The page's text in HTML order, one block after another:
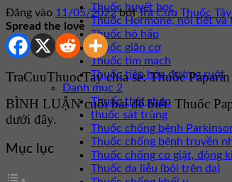
Thuốc huyết học
Thuốc Hormone, nội tiết và
Thuốc hô hấp
Thuốc giãn cơ
Thuốc tim mạch
Thuốc tiêu hóa đường ruột
Danh mục 2
Thuốc thải ghép
thuốc sát trùng
Thuốc chống bệnh
Thuốc chống bệnh truyền
Thuốc chống co giật, động
Thuốc da liễu (bôi trên da)
Đăng vào 11/05/2022 bởiTra Cứu Thuốc Tây
Spread the love
TraCuuThuocTay chia sẻ: Thuốc
BÌNH LUẬN cuối bài để biết: Thuốc
dưới đây.
Mục lục